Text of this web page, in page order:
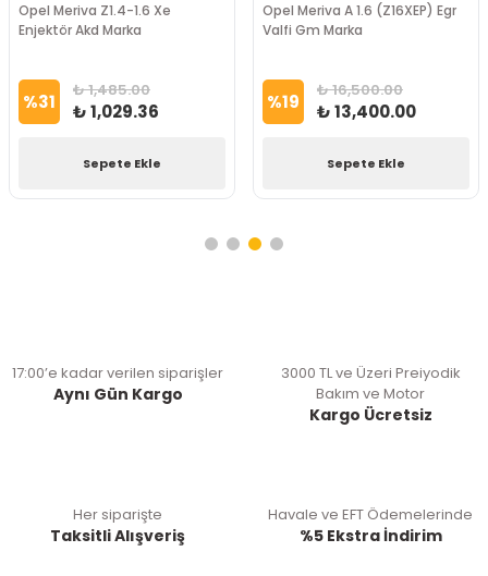
Opel Meriva Z1.4-1.6 Xe
Enjektör Akd Marka
%31 ₺ 1,485.00
₺ 1,029.36
Sepete Ekle
Opel Meriva A 1.6 (Z16XEP) Egr
Valfi Gm Marka
%19 ₺ 16,500.00
₺ 13,400.00
Sepete Ekle
17:00’e kadar verilen siparişler
Aynı Gün Kargo
3000 TL ve Üzeri Preiyodik
Bakım ve Motor
Kargo Ücretsiz
Her siparişte
Taksitli Alışveriş
Havale ve EFT Ödemelerinde
%5 Ekstra İndirim